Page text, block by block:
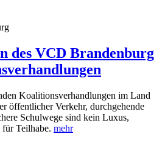
des VCD Brandenburg
Koalitionsverhandlungen im Land
öffentlicher Verkehr, durchgehende
Schulwege sind kein Luxus,
für Teilhabe. mehr